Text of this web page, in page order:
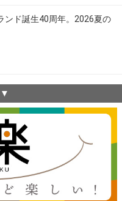
ンド誕生40周年。2026夏の